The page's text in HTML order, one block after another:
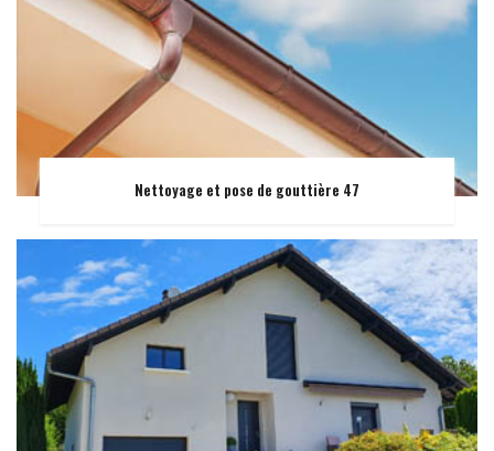
Nettoyage et pose de gouttière 47